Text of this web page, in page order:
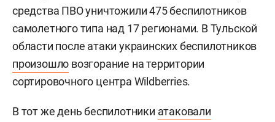
средства ПВО уничтожили 475 беспилотников
самолетного типа над 17 регионами. В Тульской
области после атаки украинских беспилотников
произошло возгорание на территории
сортировочного центра Wildberries.
В тот же день беспилотники атаковали